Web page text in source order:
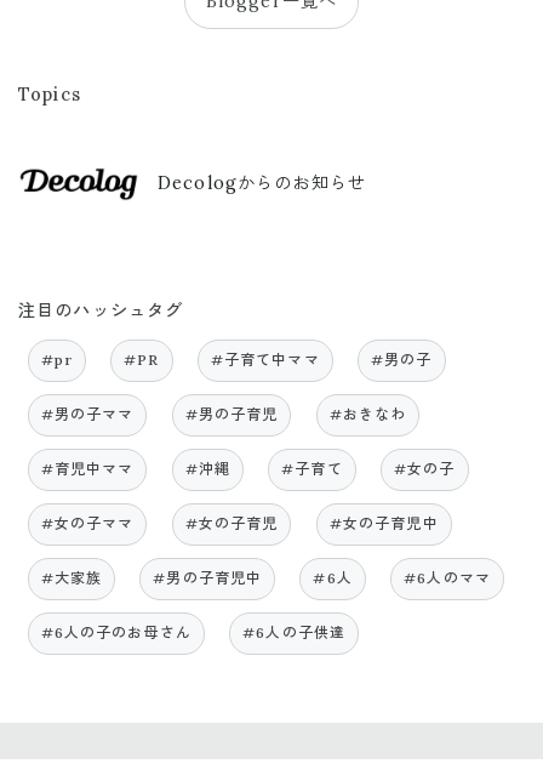
Topics
Decologからのお知らせ
注目のハッシュタグ
#pr #PR #子育て中ママ #男の子
#男の子ママ #男の子育児 #おきなわ
#育児中ママ #沖縄 #子育て #女の子
#女の子ママ #女の子育児 #女の子育児中
#大家族 #男の子育児中 #6人 #6人のママ
#6人の子のお母さん #6人の子供達